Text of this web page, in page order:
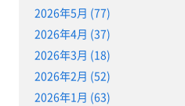
2026年5月 (77)
2026年4月 (37)
2026年3月 (18)
2026年2月 (52)
2026年1月 (63)